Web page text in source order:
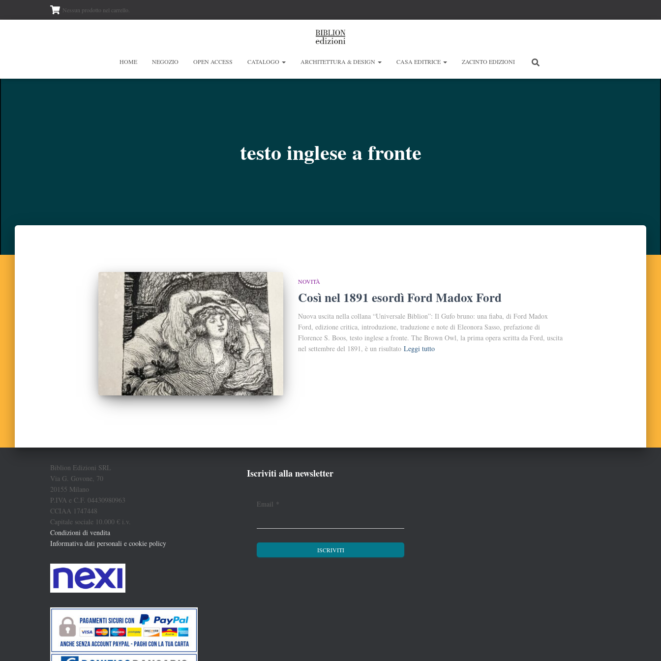
Nessun prodotto nel carrello.
HOME NEGOZIO OPEN ACCESS CATALOGO ARCHITETTURA & DESIGN CASA EDITRICE ZACINTO EDIZIONI
testo inglese a fronte
NOVITÀ
Così nel 1891 esordì Ford Madox Ford
Nuova uscita nella collana “Universale Biblion”: Il Gufo bruno: una fiaba, di Ford Madox
Ford, edizione critica, introduzione, traduzione e note di Eleonora Sasso, prefazione di
Florence S. Boos, testo inglese a fronte. The Brown Owl, la prima opera scritta da Ford, uscita
nel settembre del 1891, è un risultato Leggi tutto
Biblion Edizioni SRL
Via G. Govone, 70
20155 Milano
P.IVA e C.F. 04430980963
CCIAA 1747448
Capitale sociale 10.000 € i.v.
Condizioni di vendita
Informativa dati personali e cookie policy
Iscriviti alla newsletter
Email *